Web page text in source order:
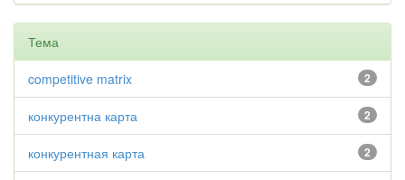
Тема
2
competitive matrix
2
конкурентна карта
2
конкурентная карта